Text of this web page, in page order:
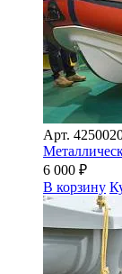
Арт.
6 000 ₽
В корзину